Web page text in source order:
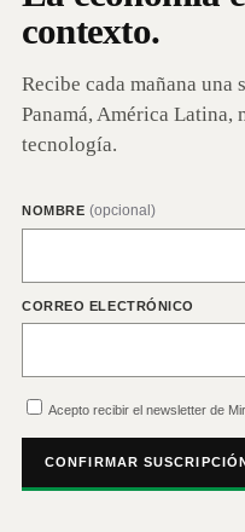
contexto.
Recibe cada mañana una
Panamá, América Latina,
tecnología.
NOMBRE (opcional)
CORREO ELECTRÓNICO
Acepto recibir el newsletter de
CONFIRMAR